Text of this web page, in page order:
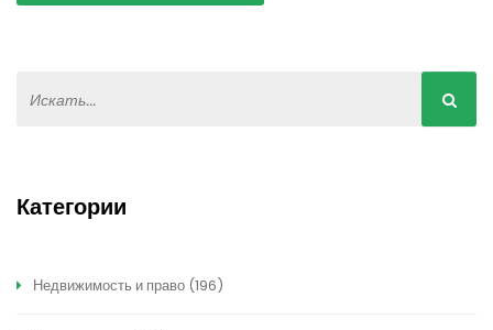
Категории
Недвижимость и право (196)